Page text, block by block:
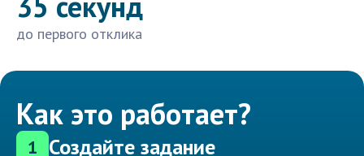
до первого отклика
Как это работает?
1 Создайте задание